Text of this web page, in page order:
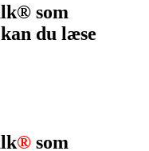
som
du læse
® som